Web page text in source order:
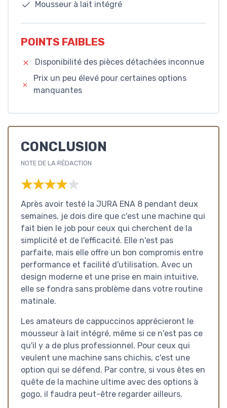
Mousseur à lait intégré
POINTS FAIBLES
Disponibilité des pièces détachées inconnue
Prix un peu élevé pour certaines options
manquantes
CONCLUSION
NOTE DE LA RÉDACTION
★★★★★
★★★★★
Après avoir testé la JURA ENA 8 pendant deux
semaines, je dois dire que c'est une machine qui
fait bien le job pour ceux qui cherchent de la
simplicité et de l'efficacité. Elle n'est pas
parfaite, mais elle offre un bon compromis entre
performance et facilité d'utilisation. Avec un
design moderne et une prise en main intuitive,
elle se fondra sans problème dans votre routine
matinale.
Les amateurs de cappuccinos apprécieront le
mousseur à lait intégré, même si ce n'est pas ce
qu'il y a de plus professionnel. Pour ceux qui
veulent une machine sans chichis, c'est une
option qui se défend. Par contre, si vous êtes en
quête de la machine ultime avec des options à
gogo, il faudra peut-être regarder ailleurs.